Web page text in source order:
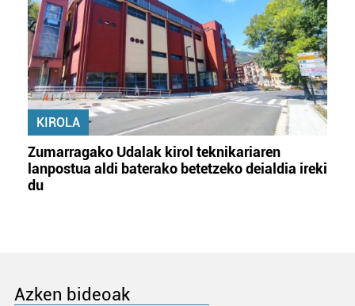
KIROLA
Zumarragako Udalak kirol teknikariaren
lanpostua aldi baterako betetzeko deialdia ireki
du
Azken bideoak